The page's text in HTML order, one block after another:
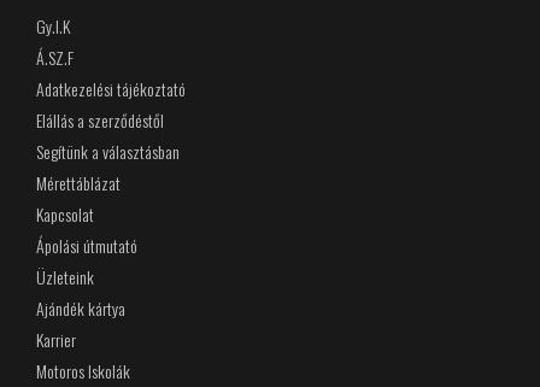
Gy.I.K
Á.SZ.F
Adatkezelési tájékoztató
Elállás a szerződéstől
Segítünk a választásban
Mérettáblázat
Kapcsolat
Ápolási útmutató
Üzleteink
Ajándék kártya
Karrier
Motoros Iskolák